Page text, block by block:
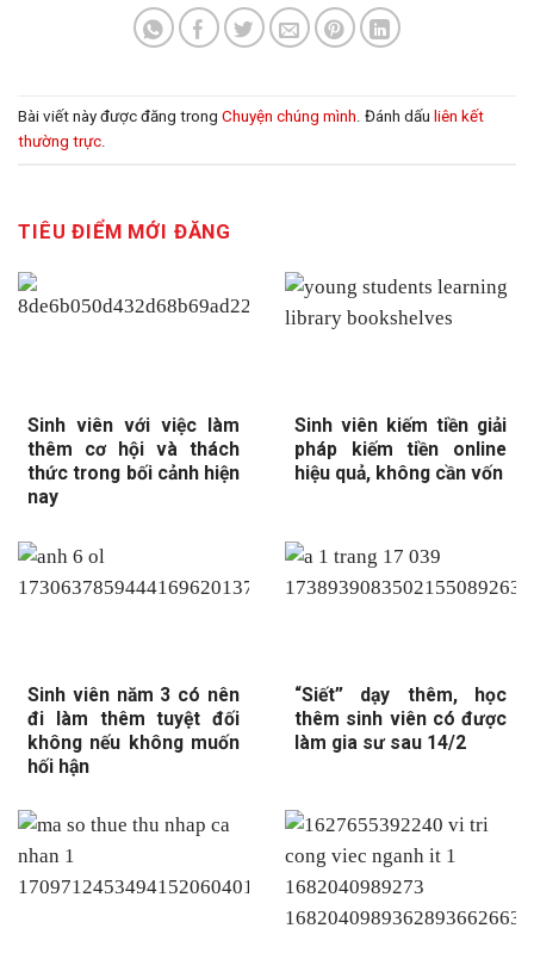
Bài viết này được đăng trong Chuyện chúng mình. Đánh dấu liên kết
thường trực.
TIÊU ĐIỂM MỚI ĐĂNG
Sinh viên với việc làm
thêm cơ hội và thách
thức trong bối cảnh hiện
nay
Sinh viên kiếm tiền giải
pháp kiếm tiền online
hiệu quả, không cần vốn
Sinh viên năm 3 có nên
đi làm thêm tuyệt đối
không nếu không muốn
hối hận
“Siết” dạy thêm, học
thêm sinh viên có được
làm gia sư sau 14/2